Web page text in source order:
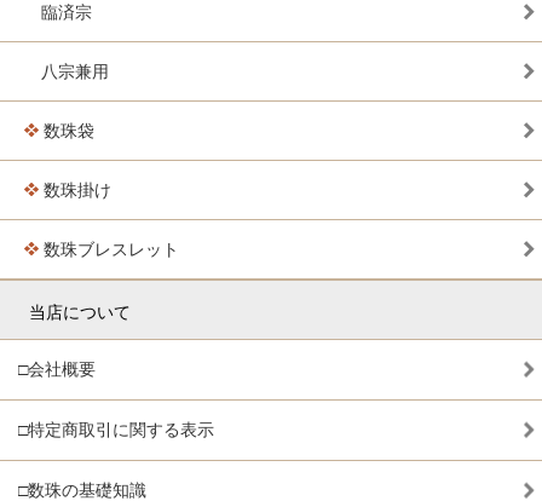
臨済宗
八宗兼用
数珠袋
数珠掛け
数珠ブレスレット
当店について
□会社概要
□特定商取引に関する表示
□数珠の基礎知識